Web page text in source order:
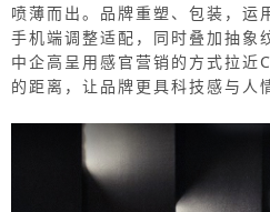
喷薄而出。品牌重塑、包装，
手机端调整适配，同时叠加抽象
中企高呈用感官营销的方式拉近
的距离，让品牌更具科技感与人